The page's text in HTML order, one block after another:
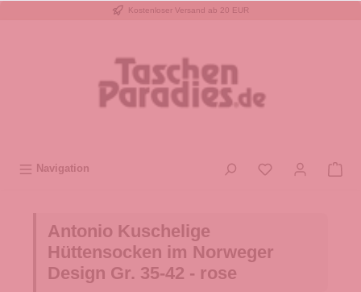
Kostenloser Versand ab 20 EUR
Navigation
Antonio Kuschelige
Hüttensocken im Norweger
Design Gr. 35-42 - rose